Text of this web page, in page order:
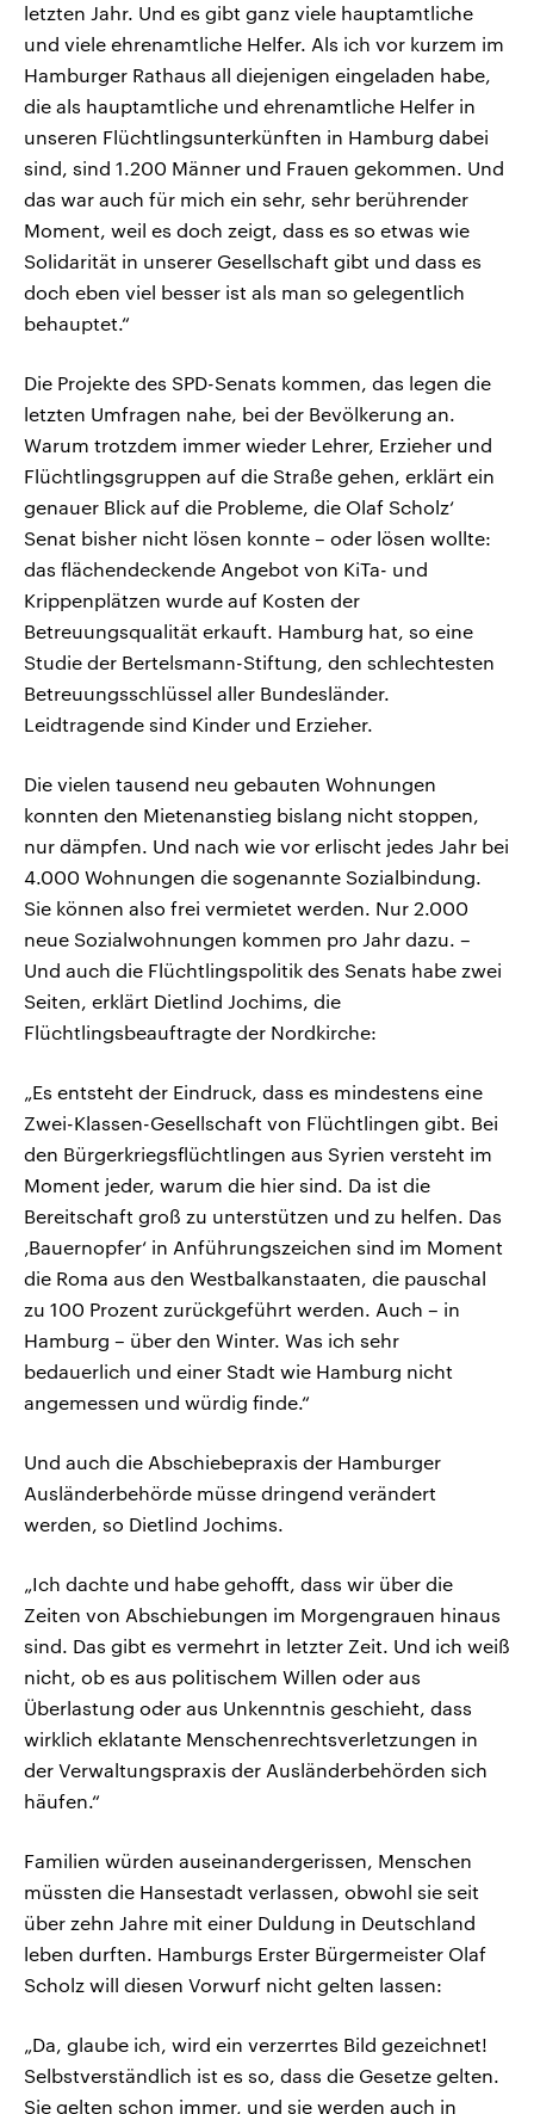
letzten Jahr. Und es gibt ganz viele hauptamtliche
und viele ehrenamtliche Helfer. Als ich vor kurzem im
Hamburger Rathaus all diejenigen eingeladen habe,
die als hauptamtliche und ehrenamtliche Helfer in
unseren Flüchtlingsunterkünften in Hamburg dabei
sind, sind 1.200 Männer und Frauen gekommen. Und
das war auch für mich ein sehr, sehr berührender
Moment, weil es doch zeigt, dass es so etwas wie
Solidarität in unserer Gesellschaft gibt und dass es
doch eben viel besser ist als man so gelegentlich
behauptet.“
Die Projekte des SPD-Senats kommen, das legen die
letzten Umfragen nahe, bei der Bevölkerung an.
Warum trotzdem immer wieder Lehrer, Erzieher und
Flüchtlingsgruppen auf die Straße gehen, erklärt ein
genauer Blick auf die Probleme, die Olaf Scholz‘
Senat bisher nicht lösen konnte – oder lösen wollte:
das flächendeckende Angebot von KiTa- und
Krippenplätzen wurde auf Kosten der
Betreuungsqualität erkauft. Hamburg hat, so eine
Studie der Bertelsmann-Stiftung, den schlechtesten
Betreuungsschlüssel aller Bundesländer.
Leidtragende sind Kinder und Erzieher.
Die vielen tausend neu gebauten Wohnungen
konnten den Mietenanstieg bislang nicht stoppen,
nur dämpfen. Und nach wie vor erlischt jedes Jahr bei
4.000 Wohnungen die sogenannte Sozialbindung.
Sie können also frei vermietet werden. Nur 2.000
neue Sozialwohnungen kommen pro Jahr dazu. –
Und auch die Flüchtlingspolitik des Senats habe zwei
Seiten, erklärt Dietlind Jochims, die
Flüchtlingsbeauftragte der Nordkirche:
„Es entsteht der Eindruck, dass es mindestens eine
Zwei-Klassen-Gesellschaft von Flüchtlingen gibt. Bei
den Bürgerkriegsflüchtlingen aus Syrien versteht im
Moment jeder, warum die hier sind. Da ist die
Bereitschaft groß zu unterstützen und zu helfen. Das
‚Bauernopfer‘ in Anführungszeichen sind im Moment
die Roma aus den Westbalkanstaaten, die pauschal
zu 100 Prozent zurückgeführt werden. Auch – in
Hamburg – über den Winter. Was ich sehr
bedauerlich und einer Stadt wie Hamburg nicht
angemessen und würdig finde.“
Und auch die Abschiebepraxis der Hamburger
Ausländerbehörde müsse dringend verändert
werden, so Dietlind Jochims.
„Ich dachte und habe gehofft, dass wir über die
Zeiten von Abschiebungen im Morgengrauen hinaus
sind. Das gibt es vermehrt in letzter Zeit. Und ich weiß
nicht, ob es aus politischem Willen oder aus
Überlastung oder aus Unkenntnis geschieht, dass
wirklich eklatante Menschenrechtsverletzungen in
der Verwaltungspraxis der Ausländerbehörden sich
häufen.“
Familien würden auseinandergerissen, Menschen
müssten die Hansestadt verlassen, obwohl sie seit
über zehn Jahre mit einer Duldung in Deutschland
leben durften. Hamburgs Erster Bürgermeister Olaf
Scholz will diesen Vorwurf nicht gelten lassen:
„Da, glaube ich, wird ein verzerrtes Bild gezeichnet!
Selbstverständlich ist es so, dass die Gesetze gelten.
Sie gelten schon immer, und sie werden auch in